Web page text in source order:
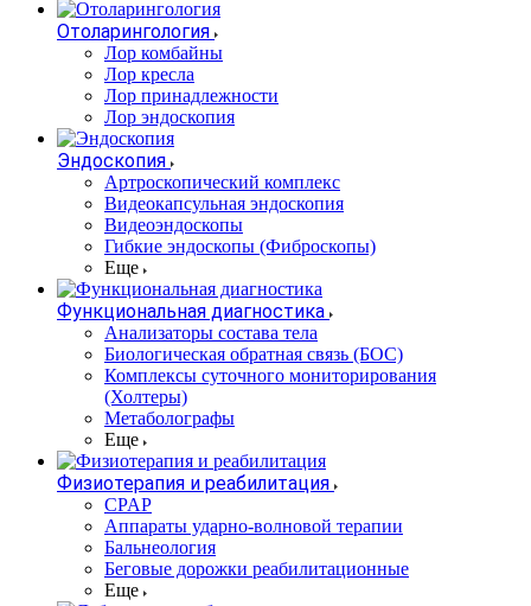
Отоларингология
Лор комбайны
Лор кресла
Лор принадлежности
Лор эндоскопия
Эндоскопия
Артроскопический комплекс
Видеокапсульная эндоскопия
Видеоэндоскопы
Гибкие эндоскопы (Фиброcкопы)
Еще
Функциональная диагностика
Анализаторы состава тела
Биологическая обратная связь (БОС)
Комплексы суточного мониторирования
(Холтеры)
Метаболографы
Еще
Физиотерапия и реабилитация
CPAP
Аппараты ударно-волновой терапии
Бальнеология
Беговые дорожки реабилитационные
Еще